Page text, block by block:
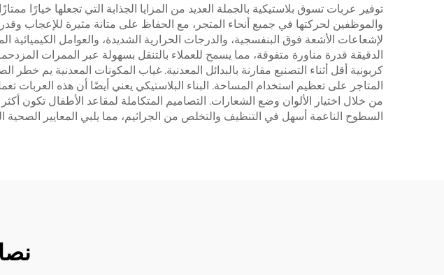
توفير عربات تسوق بلاستيكية بالجملة العديد من المزايا الجذابة التي تجعلها خيارًا
والموظفين لحركتها في جميع أنحاء المتجر، مع الحفاظ على متانة مثيرة للإعجاب
لإشعاعات الأشعة فوق البنفسجية، والدرجات الحرارية الشديدة، والعوامل
الدقيقة قدرة مناورة متفوقة، مما يسمح للعملاء بالتنقل بسهولة عبر الممرات
كربونية أقل أثناء التصنيع مقارنة بالبدائل المعدنية. غياب المكونات المعدنية يم
المتاجر على تعظيم استخدام المساحة. البناء البلاستيكي يعني أيضًا أن هذه العربات
من خلال اختيار الألوان وضع الشعارات. التصاميم المتكاملة لمقاعد الأطفال تكون أكثر
السطوح الناعمة أسهل في التنظيف والتخلص من الجراثيم، مما يلبي المعايير الصحية